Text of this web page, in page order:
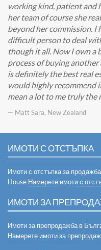
working kind, patient and
her team of course she
beyond her commission. I
difficult person to deal
though it all. Now I own a
process of buying
is definitely the best real
would highly recommend
mean a lot to me truly the
— Matt Sara, New Zealand
ИМОТИ С ОТСТЪПКА
Имоти с отстъпка за
House Намерете имоти с
ИМОТИ ЗА
Имоти за препродажба в
Намерете имоти за